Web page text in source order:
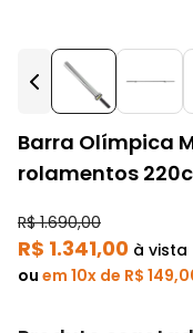
Barra Olímpica
rolamentos
R$ 1.690,00
R$ 1.341,00 à vista
ou em 10x de R$